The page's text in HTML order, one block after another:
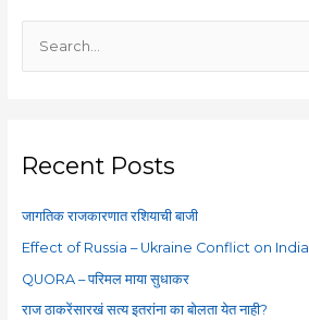
e
c
f
o
Recent Posts
जागतिक राजकारणात रशियाची बाजी
Effect of Russia – Ukraine Conflict on India
QUORA – परिमल माया सुधाकर
राज ठाकरेंसारखं सत्य इतरांना का बोलता येत नाही?